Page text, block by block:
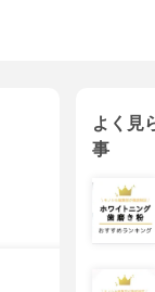
よく見
事